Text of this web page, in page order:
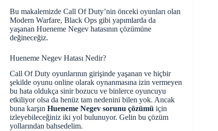
Bu makalemizde Call Of Duty’nin önceki oyunları olan
Modern Warfare, Black Ops gibi yapımlarda da
yaşanan Hueneme Negev hatasının çözümüne
değineceğiz.
Hueneme Negev Hatası Nedir?
Call Of Duty oyunlarının girişinde yaşanan ve hiçbir
şekilde oyunu online olarak oynanmasına izin vermeyen
bu hata oldukça sinir bozucu ve binlerce oyuncuyu
etkiliyor olsa da henüz tam nedenini bilen yok. Ancak
buna karşın Hueneme Negev sorunu çözümü için
izleyebileceğiniz iki yol bulunuyor. Gelin bu çözüm
yollarından bahsedelim.